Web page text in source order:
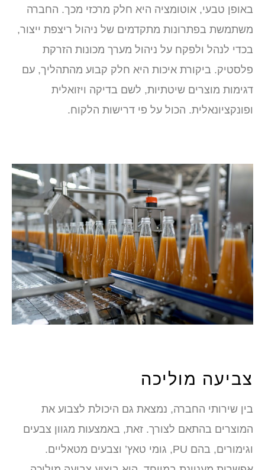
באופן טבעי, אוטומציה היא חלק מרכזי מכך. החברה
משתמשת בפתרונות מתקדמים של ניהול ריצפת ייצור,
בכדי לנהל ולפקח על ניהול מערך מכונות הזרקת
פלסטיק. ביקורת איכות היא חלק קבוע מהתהליך, עם
דגימות מוצרים שיטתיות, לשם בדיקה ויזואלית
ופונקציונאלית. הכול על פי דרישות הלקוח.
צביעה מוליכה
בין שירותי החברה, נמצאת גם היכולת לצבוע את
המוצרים בהתאם לצורך. זאת, באמצעות מגוון צבעים
וגימורים, בהם PU, גומי טאץ’ וצבעים מטאליים.